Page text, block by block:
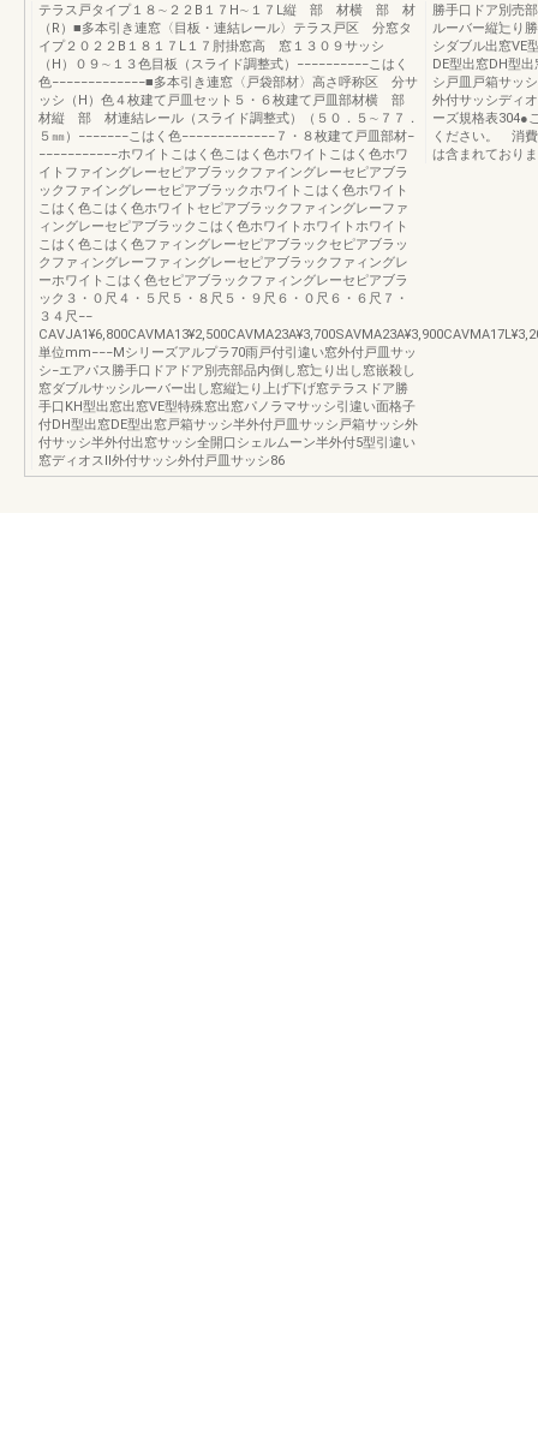
テラス戸タイプ１８∼２２B１７H∼１７L縦 部 材横 部 材
（R）■多本引き連窓〈目板・連結レール〉テラス戸区 分窓タ
イプ２０２２B１８１７L１７肘掛窓高 窓１３０９サッシ
（H）０９∼１３色目板（スライド調整式）−−−−−−−−−−こはく
色−−−−−−−−−−−−−■多本引き連窓〈戸袋部材〉高さ呼称区 分サ
ッシ（H）色４枚建て戸皿セット５・６枚建て戸皿部材横 部
材縦 部 材連結レール（スライド調整式）（５０．５∼７７．
５㎜）−−−−−−−こはく色−−−−−−−−−−−−−７・８枚建て戸皿部材−
−−−−−−−−−−−ホワイトこはく色こはく色ホワイトこはく色ホワ
イトファイングレーセピアブラックファイングレーセピアブラ
ックファイングレーセピアブラックホワイトこはく色ホワイト
こはく色こはく色ホワイトセピアブラックファィングレーファ
ィングレーセピアブラックこはく色ホワイトホワイトホワイト
こはく色こはく色ファィングレーセピアブラックセピアブラッ
クファィングレーファィングレーセピアブラックファィングレ
ーホワイトこはく色セピアブラックファィングレーセピアブラ
ック３・０尺４・５尺５・８尺５・９尺６・０尺６・６尺７・
３４尺−−
単位mm−−−Mシリーズアルプラ70雨戸付引違い窓外付戸皿サッ
シ−エアパス勝手口ドアドア別売部品内倒し窓辷り出し窓嵌殺し
窓ダブルサッシルーバー出し窓縦辷り上げ下げ窓テラスドア勝
手口KH型出窓出窓VE型特殊窓出窓パノラマサッシ引違い面格子
付DH型出窓DE型出窓戸箱サッシ半外付戸皿サッシ戸箱サッシ外
付サッシ半外付出窓サッシ全開口シェルムーン半外付5型引違い
窓ディオスⅡ外付サッシ外付戸皿サッシ86
勝手口ドア別売
ルーバー縦辷り
シダブル出窓VE
DE型出窓DH型
シ戸皿戸箱サッ
外付サッシディ
ーズ規格表304●
ください。 消
は含まれており